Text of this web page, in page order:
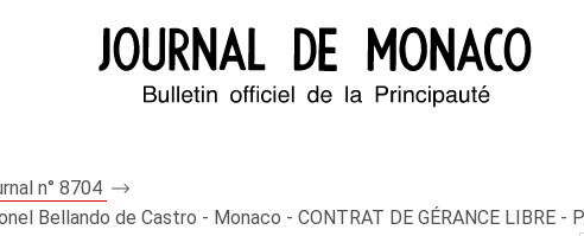
n° 8704
Bellando de Castro - Monaco - CONTRAT DE GÉRANCE LIBRE -